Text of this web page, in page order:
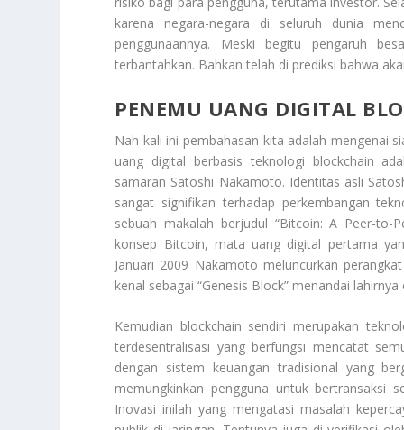
karena negara-negara di seluruh dunia
penggunaannya. Meski begitu pengaruh
terbantahkan. Bahkan telah di prediksi bahwa
PENEMU UANG DIGITAL
Nah kali ini pembahasan kita adalah mengenai
uang digital berbasis teknologi blockchain
samaran Satoshi Nakamoto. Identitas asli
sangat signifikan terhadap perkembangan
sebuah makalah berjudul “Bitcoin: A Peer-to-
konsep Bitcoin, mata uang digital pertama
Januari 2009 Nakamoto meluncurkan
kenal sebagai “Genesis Block” menandai
Kemudian blockchain sendiri merupakan
terdesentralisasi yang berfungsi mencatat
dengan sistem keuangan tradisional yang
memungkinkan pengguna untuk bertransaksi
Inovasi inilah yang mengatasi masalah